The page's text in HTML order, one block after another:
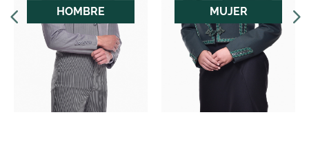
HOMBRE MUJER